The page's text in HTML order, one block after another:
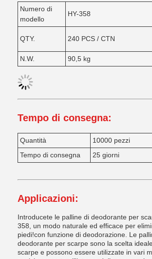
Numero di
modello
HY-358
QTY. 240 PCS / CTN
N.W.
90,5 kg
Tempo di consegna:
Quantità
10000 pezzi
Tempo di consegna
25 giorni
Applicazioni:
Introducete le palline di deodorante per
358, un modo naturale ed efficace per
piedi!con funzione di deodorazione. Le
deodorante per scarpe sono la scelta
scarpe e possono essere utilizzate in vari